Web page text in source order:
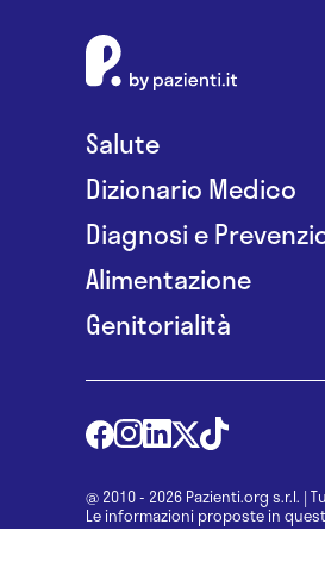
Salute
Dizionario Medico
Diagnosi e
Alimentazione
Genitorialità
@ 2010 - 2026 Pazienti.org s.r.l. |
Le informazioni proposte in
una diagnosi formulata dal